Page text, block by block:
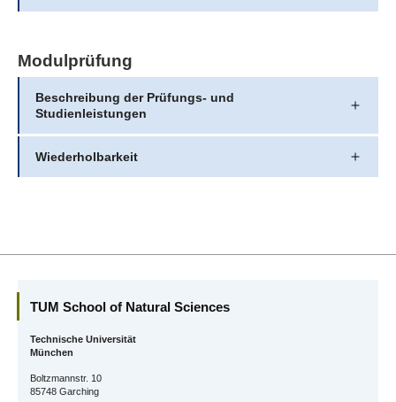
Modulprüfung
Beschreibung der Prüfungs- und
Studienleistungen
Wiederholbarkeit
TUM School of Natural Sciences
Technische Universität
München
Boltzmannstr. 10
85748 Garching